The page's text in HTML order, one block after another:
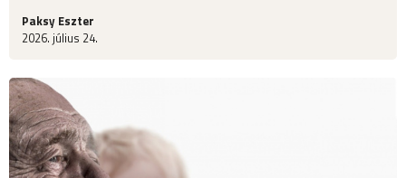
Paksy Eszter
2026. július 24.